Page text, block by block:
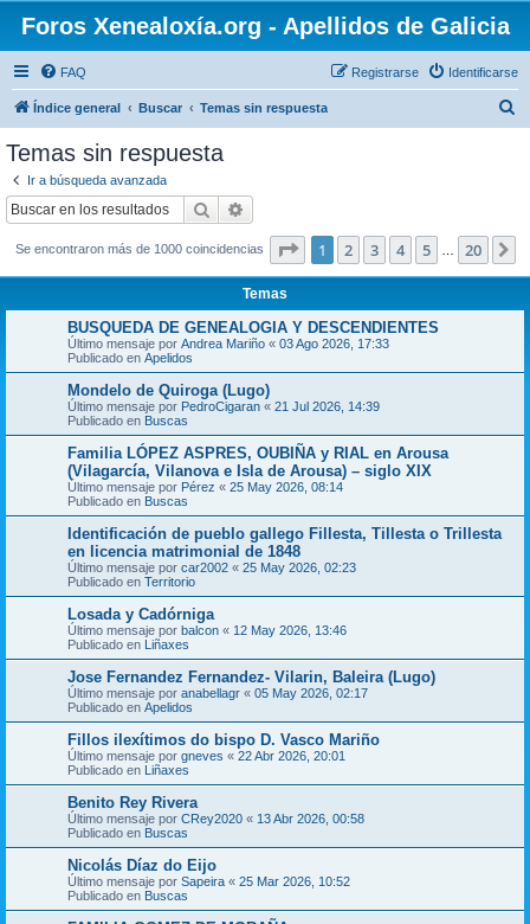
Foros Xenealoxía.org - Apellidos de Galicia
FAQ Identificarse
Registrarse
Índice general Buscar Temas sin respuesta
Temas sin respuesta
Ir a búsqueda avanzada
Buscar
Se encontraron más de 1000 coincidencias Página de 20
1 2 3 4 5 20
Temas
BUSQUEDA DE GENEALOGIA Y DESCENDIENTES
Último mensaje por Andrea Mariño « 03 Ago 2026, 17:33
Publicado en Apelidos
Mondelo de Quiroga (Lugo)
Último mensaje por PedroCigaran « 21 Jul 2026, 14:39
Publicado en Buscas
Familia LÓPEZ ASPRES, OUBIÑA y RIAL en Arousa
(Vilagarcía, Vilanova e Isla de Arousa) – siglo XIX
Último mensaje por Pérez « 25 May 2026, 08:14
Publicado en Buscas
Identificación de pueblo gallego Fillesta, Tillesta o Trillesta
en licencia matrimonial de 1848
Último mensaje por car2002 « 25 May 2026, 02:23
Publicado en Territorio
Losada y Cadórniga
Último mensaje por balcon « 12 May 2026, 13:46
Publicado en Liñaxes
Jose Fernandez Fernandez- Vilarin, Baleira (Lugo)
Último mensaje por anabellagr « 05 May 2026, 02:17
Publicado en Apelidos
Fillos ilexítimos do bispo D. Vasco Mariño
Último mensaje por gneves « 22 Abr 2026, 20:01
Publicado en Liñaxes
Benito Rey Rivera
Último mensaje por CRey2020 « 13 Abr 2026, 00:58
Publicado en Buscas
Nicolás Díaz do Eijo
Último mensaje por Sapeira « 25 Mar 2026, 10:52
Publicado en Buscas